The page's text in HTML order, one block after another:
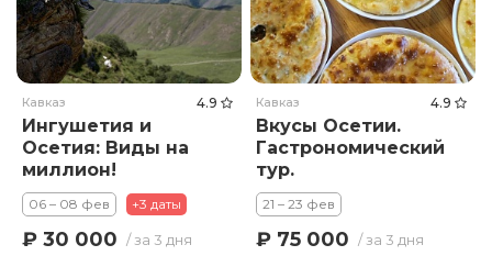
Кавказ 4.9
Ингушетия и
Осетия: Виды на
миллион!
06 – 08 фев +3 даты
₽ 30 000 / за 3 дня
Кавказ 4.9
Вкусы Осетии.
Гастрономический
тур.
21 – 23 фев
₽ 75 000 / за 3 дня